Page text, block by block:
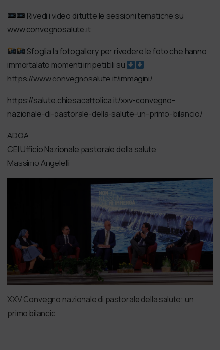
Rivedi i video di tutte le sessioni tematiche su
www.convegnosalute.it
Sfoglia la fotogallery per rivedere le foto che hanno
immortalato momenti irripetibili su
https://www.convegnosalute.it/immagini/
https://salute.chiesacattolica.it/xxv-convegno-
nazionale-di-pastorale-della-salute-un-primo-bilancio/
ADOA
CEI Ufficio Nazionale pastorale della salute
Massimo Angelelli
XXV Convegno nazionale di pastorale della salute: un
primo bilancio